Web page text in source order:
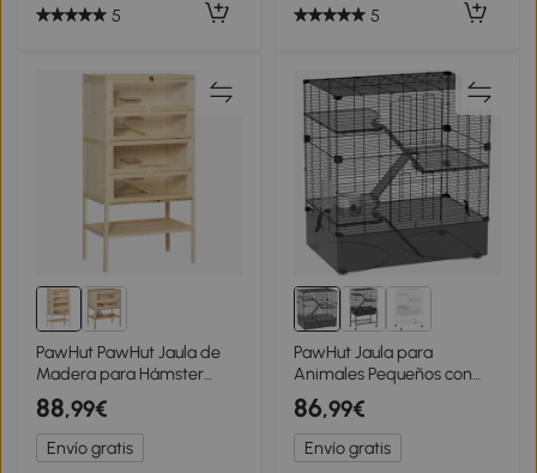
5 5
PawHut PawHut Jaula de
Madera para Hámster
Ratones Animales
Pequeños y Roedores Tipo
Casa Conejera con Techo
Abatible 5 Pisos 10
88,99€
Envío gratis
PawHut Jaula para
Animales Pequeños con
Múltiples Niveles Bandeja y
Accesorios Incluidos
73x47x80 cm Negro
86,99€
Envío gratis